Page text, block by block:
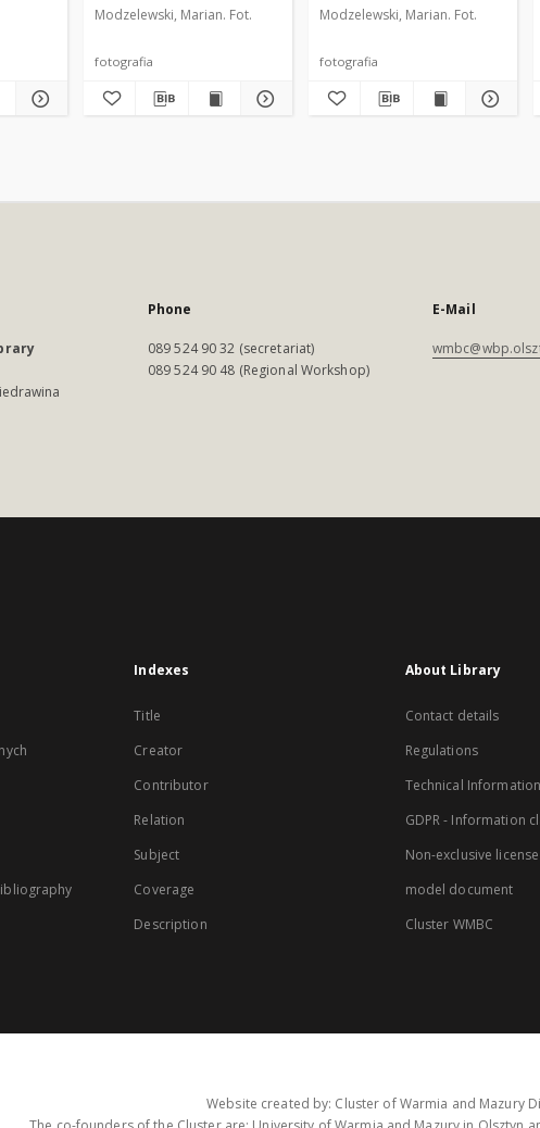
Modzelewski, Marian. Fot.
fotografia
Modzelewski, Marian. Fot.
fotografia
Phone
089 524 90 32 (secretariat)
089 524 90 48 (Regional Workshop)
E-Mail
Indexes
Title
Creator
Contributor
Relation
Subject
Coverage
Description
About Library
Contact details
Regulations
Technical Information
GDPR - Information
Non-exclusive
model document
Cluster WMBC
Website created by: Cluster of Warmia and Mazury